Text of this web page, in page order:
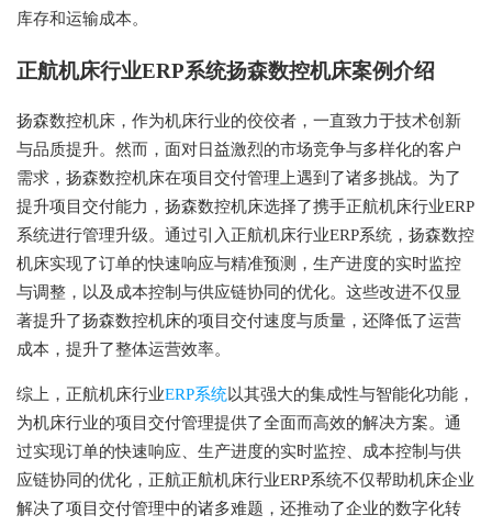
库存和运输成本。
正航机床行业ERP系统扬森数控机床案例介绍
扬森数控机床，作为机床行业的佼佼者，一直致力于技术创新
与品质提升。然而，面对日益激烈的市场竞争与多样化的客户
需求，扬森数控机床在项目交付管理上遇到了诸多挑战。为了
提升项目交付能力，扬森数控机床选择了携手正航机床行业ERP
系统进行管理升级。通过引入正航机床行业ERP系统，扬森数控
机床实现了订单的快速响应与精准预测，生产进度的实时监控
与调整，以及成本控制与供应链协同的优化。这些改进不仅显
著提升了扬森数控机床的项目交付速度与质量，还降低了运营
成本，提升了整体运营效率。
综上，正航机床行业ERP系统以其强大的集成性与智能化功能，
为机床行业的项目交付管理提供了全面而高效的解决方案。通
过实现订单的快速响应、生产进度的实时监控、成本控制与供
应链协同的优化，正航正航机床行业ERP系统不仅帮助机床企业
解决了项目交付管理中的诸多难题，还推动了企业的数字化转